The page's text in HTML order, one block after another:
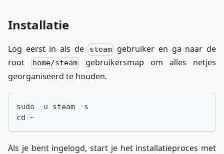
Installatie
Log eerst in als de steam
gebruiker en ga naar de
root
home/steam
gebruikersmap om alles netjes
georganiseerd te houden.
sudo -u steam -s
cd ~
Als je bent ingelogd, start je het installatieproces met